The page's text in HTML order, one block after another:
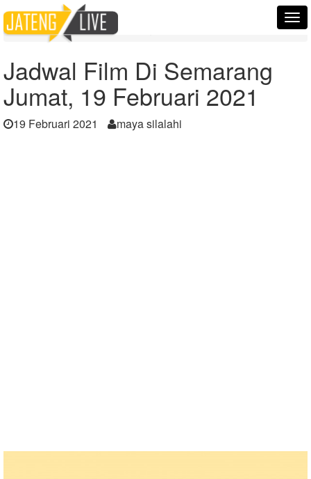
Home
Berita
Jadwal Film Di Semarang Jumat, 19 Februari 2021
Jadwal Film Di Semarang
Jumat, 19 Februari 2021
19 Februari 2021 maya silalahi